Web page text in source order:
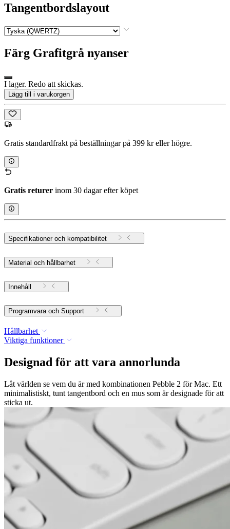
Tangentbordslayout
Färg Grafitgrå nyanser
I lager. Redo att skickas.
Lägg till i varukorgen
Gratis standardfrakt på beställningar på 399 kr eller högre.
Gratis returer inom 30 dagar efter köpet
Specifikationer och kompatibilitet
Material och hållbarhet
Innehåll
Programvara och Support
Hållbarhet
Viktiga funktioner
Designad för att vara annorlunda
Låt världen se vem du är med kombinationen Pebble 2 för Mac. Ett
minimalistiskt, tunt tangentbord och en mus som är designade för att
sticka ut.